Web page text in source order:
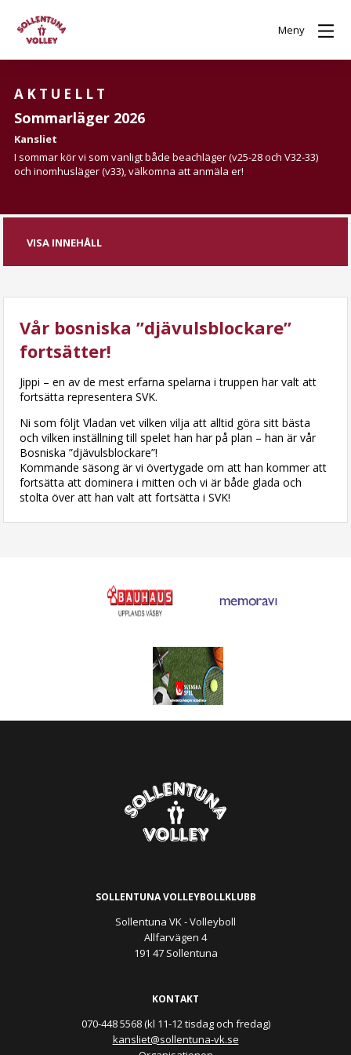
Meny
AKTUELLT
Sommarläger 2026
Kansliet
I sommar kör vi som vanligt både beachläger (v25-28 och V32-33)
och inomhusläger (v33), välkomna att anmäla er!
VISA INNEHÅLL
Vår bosniska ”djävulsblockare”
fortsätter!
Jippi – en av de mest erfarna spelarna i truppen har valt att
fortsätta representera SVK.
Ni som följt Vladan vet vilken vilja att alltid göra sitt bästa
och vilken inställning till spelet han har på plan – han är vår
Bosniska ”djävulsblockare”!
Kommande säsong är vi övertygade om att han kommer att
fortsätta att dominera i mitten och vi är både glada och
stolta över att han valt att fortsätta i SVK!
SOLLENTUNA VOLLEYBOLLKLUBB
Sollentuna VK - Volleyboll
Allfarvägen 4
191 47 Sollentuna
KONTAKT
070-448 5568 (kl 11-12 tisdag och fredag)
kansliet@sollentuna-vk.se